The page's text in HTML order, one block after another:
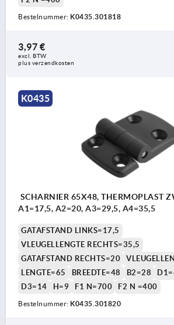
Bestelnummer: K0435.301818
3,97 €
excl. BTW
plus verzendkosten
K0435
SCHARNIER 65X48, THERMOPLAST
A1=17,5, A2=20, A3=29,5, A4=35,5
GATAFSTAND LINKS=17,5
VLEUGELLENGTE RECHTS=35,5
GATAFSTAND RECHTS=20
LENGTE=65
BREEDTE=48 B2=28
D3=14
H=9 F1 N=700 F2 N =400
Bestelnummer: K0435.301820